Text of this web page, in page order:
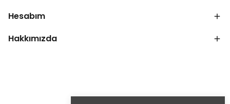
Hesabım
Hakkımızda